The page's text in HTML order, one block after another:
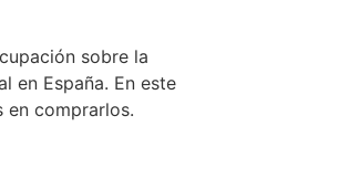
sobre la
en España. En este
en comprarlos.